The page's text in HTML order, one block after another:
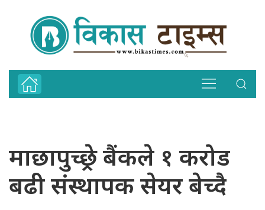
माछापुच्छ्रे बैंकले १ करोड
बढी संस्थापक सेयर बेच्दै